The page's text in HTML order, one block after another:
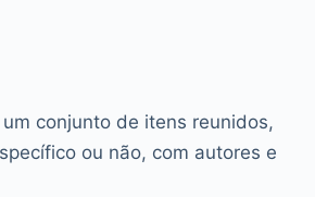
conjunto de itens reunidos,
ou não, com autores e